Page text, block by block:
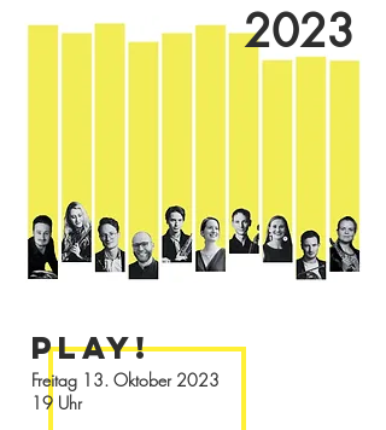
2023
PLAY!
Freitag 13. Oktober 2023
19 Uhr